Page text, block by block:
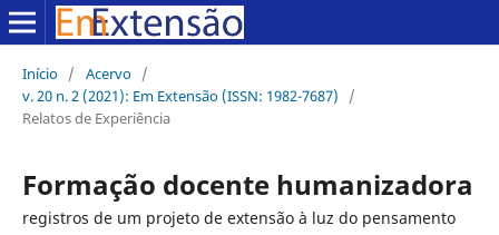
Início / Acervo /
v. 20 n. 2 (2021): Em Extensão (ISSN: 1982-7687)
/
Relatos de Experiência
Formação docente humanizadora
registros de um projeto de extensão à luz do pensamento